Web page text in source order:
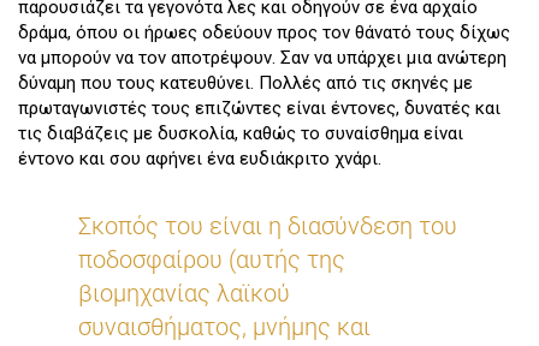
παρουσιάζει τα γεγονότα λες και οδηγούν σε ένα αρχαίο
δράμα, όπου οι ήρωες οδεύουν προς τον θάνατό τους δίχως
να μπορούν να τον αποτρέψουν. Σαν να υπάρχει μια ανώτερη
δύναμη που τους κατευθύνει. Πολλές από τις σκηνές με
πρωταγωνιστές τους επιζώντες είναι έντονες, δυνατές και
τις διαβάζεις με δυσκολία, καθώς το συναίσθημα είναι
έντονο και σου αφήνει ένα ευδιάκριτο χνάρι.
Σκοπός του είναι η διασύνδεση του
ποδοσφαίρου (αυτής της
βιομηχανίας λαϊκού
συναισθήματος, μνήμης και